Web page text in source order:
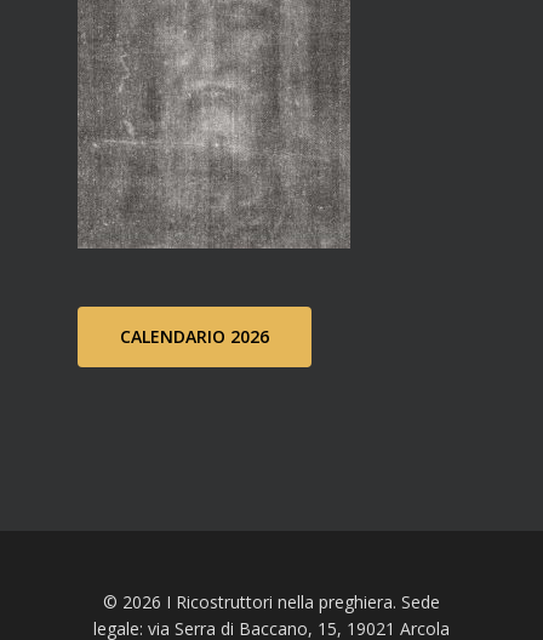
CALENDARIO 2026
© 2026 I Ricostruttori nella preghiera. Sede
legale: via Serra di Baccano, 15, 19021 Arcola